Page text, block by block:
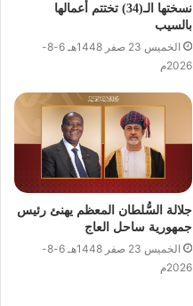
نسختها الـ(34) تختتم أعمالها
بالسيب
الخميس 23 صفر 1448هـ 6-8-
2026م
جلالة السُّلطان المعظم يهنئ رئيس
جمهورية ساحل العاج
الخميس 23 صفر 1448هـ 6-8-
2026م